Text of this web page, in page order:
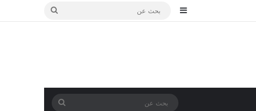
إضافة عمود جانبي
بحث
بحث